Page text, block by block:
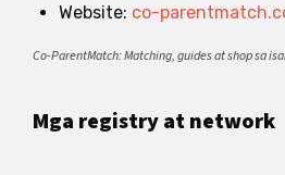
Website: co-
Co-ParentMatch: Matching, guides at shop sa
Mga registry at network